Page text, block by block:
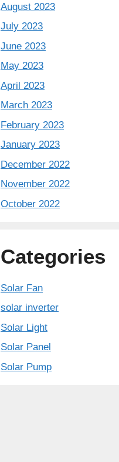
August 2023
July 2023
June 2023
May 2023
April 2023
March 2023
February 2023
January 2023
December 2022
November 2022
October 2022
Categories
Solar Fan
solar inverter
Solar Light
Solar Panel
Solar Pump